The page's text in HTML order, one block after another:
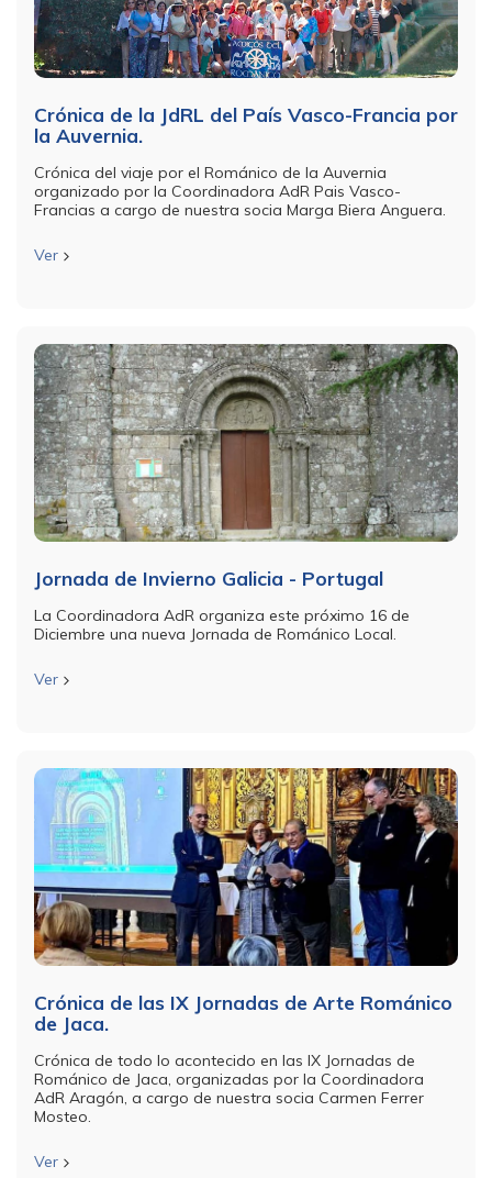
Crónica de la JdRL del País Vasco-Francia por
la Auvernia.
Crónica del viaje por el Románico de la Auvernia
organizado por la Coordinadora AdR Pais Vasco-
Francias a cargo de nuestra socia Marga Biera Anguera.
Ver
Jornada de Invierno Galicia - Portugal
La Coordinadora AdR organiza este próximo 16 de
Diciembre una nueva Jornada de Románico Local.
Ver
Crónica de las IX Jornadas de Arte Románico
de Jaca.
Crónica de todo lo acontecido en las IX Jornadas de
Románico de Jaca, organizadas por la Coordinadora
AdR Aragón, a cargo de nuestra socia Carmen Ferrer
Mosteo.
Ver